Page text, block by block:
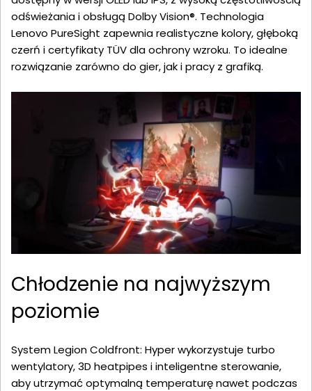
odświeżania i obsługą Dolby Vision®. Technologia
Lenovo PureSight zapewnia realistyczne kolory, głęboką
czerń i certyfikaty TÜV dla ochrony wzroku. To idealne
rozwiązanie zarówno do gier, jak i pracy z grafiką.
Chłodzenie na najwyższym
poziomie
System Legion Coldfront: Hyper wykorzystuje turbo
wentylatory, 3D heatpipes i inteligentne sterowanie,
aby utrzymać optymalną temperaturę nawet podczas